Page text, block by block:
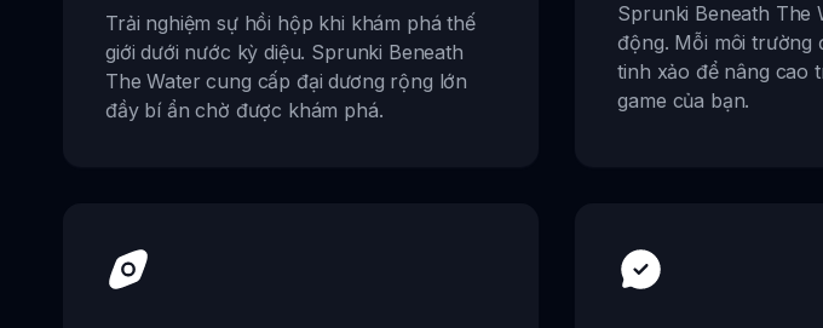
Trải nghiệm sự hồi hộp khi khám phá thế
giới dưới nước kỳ diệu. Sprunki Beneath
The Water cung cấp đại dương rộng lớn
đầy bí ẩn chờ được khám phá.
Sprunki Beneath The
động. Mỗi môi trường
tinh xảo để nâng cao
game của bạn.